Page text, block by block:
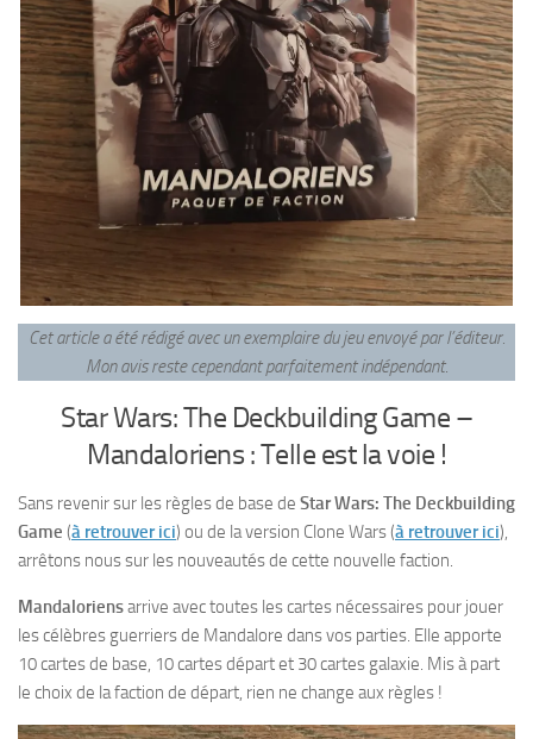
Cet article a été rédigé avec un exemplaire du jeu envoyé par l’éditeur.
Mon avis reste cependant parfaitement indépendant.
Star Wars: The Deckbuilding Game –
Mandaloriens : Telle est la voie !
Sans revenir sur les règles de base de Star Wars: The Deckbuilding
Game (à retrouver ici) ou de la version Clone Wars (à retrouver ici),
arrêtons nous sur les nouveautés de cette nouvelle faction.
Mandaloriensarrive avec toutes les cartes nécessaires pour jouer
les célèbres guerriers de Mandalore dans vos parties. Elle apporte
10 cartes de base, 10 cartes départ et 30 cartes galaxie. Mis à part
le choix de la faction de départ, rien ne change aux règles !